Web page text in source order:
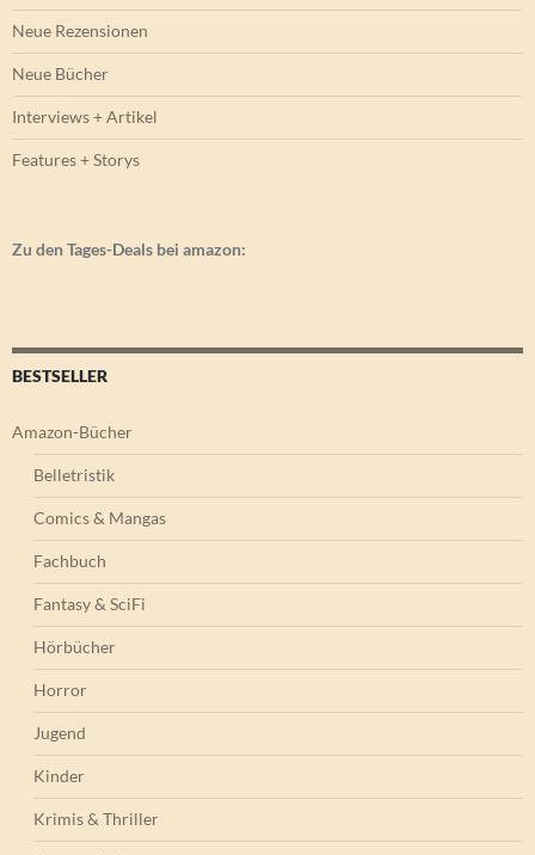
Neue Rezensionen
Neue Bücher
Interviews + Artikel
Features + Storys
Zu den Tages-Deals bei amazon:
BESTSELLER
Amazon-Bücher
Belletristik
Comics & Mangas
Fachbuch
Fantasy & SciFi
Hörbücher
Horror
Jugend
Kinder
Krimis & Thriller